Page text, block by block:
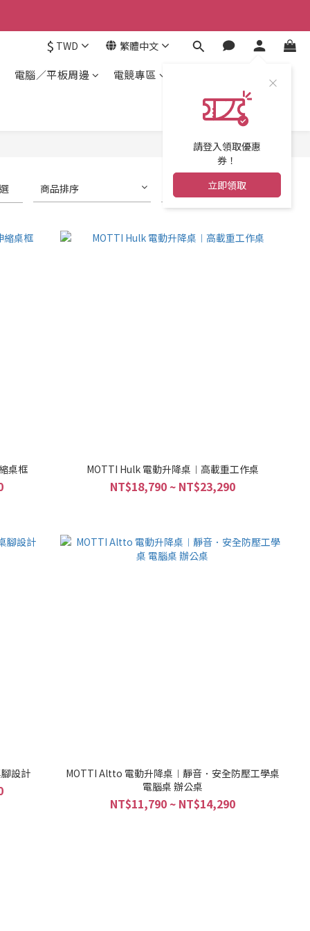
$ TWD 繁體中文
請登入領取優惠
券！
立即領取
電腦／平板周邊 電競專區
商品排序 每頁顯示 24 個
桌框 MOTTI Hulk 電動升降桌︱高載重工作桌
NT$18,790 ~ NT$23,290
設計
MOTTI Altto 電動升降桌︱靜音．安全防壓工學桌
電腦桌 辦公桌
NT$11,790 ~ NT$14,290